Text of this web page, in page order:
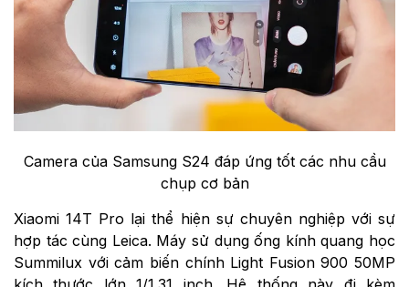
Camera của Samsung S24 đáp ứng tốt các nhu cầu
chụp cơ bản
Xiaomi 14T Pro lại thể hiện sự chuyên nghiệp với sự
hợp tác cùng Leica. Máy sử dụng ống kính quang học
Summilux với cảm biến chính Light Fusion 900 50MP